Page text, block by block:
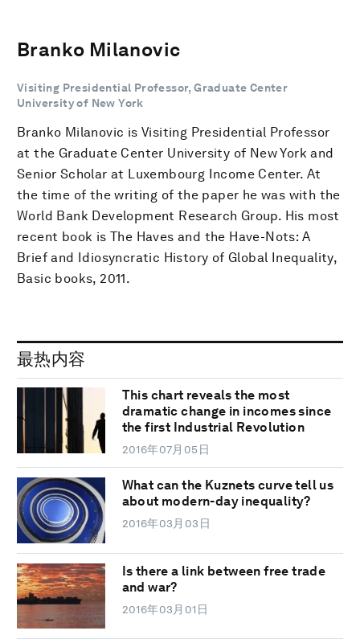
Branko Milanovic
Visiting Presidential Professor, Graduate Center
University of New York
Branko Milanovic is Visiting Presidential Professor
at the Graduate Center University of New York and
Senior Scholar at Luxembourg Income Center. At
the time of the writing of the paper he was with the
World Bank Development Research Group. His most
recent book is The Haves and the Have-Nots: A
Brief and Idiosyncratic History of Global Inequality,
Basic books, 2011.
最热内容
This chart reveals the most
dramatic change in incomes since
the first Industrial Revolution
2016年07月05日
What can the Kuznets curve tell us
about modern-day inequality?
2016年03月03日
Is there a link between free trade
and war?
2016年03月01日